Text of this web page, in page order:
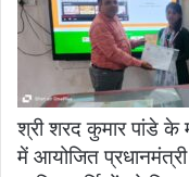
श्री शरद कुमार पांडे के
में आयोजित